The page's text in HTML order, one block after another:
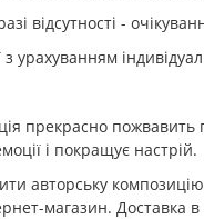
відсутності -
урахуванням
прекрасно пожвавить
і покращує настрій.
авторську
магазин. Доставка